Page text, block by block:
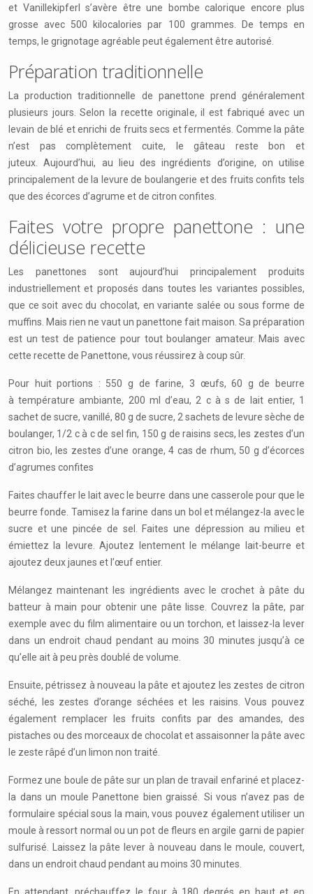
et Vanillekipferl s’avère être une bombe calorique encore plus
grosse avec 500 kilocalories par 100 grammes. De temps en
temps, le grignotage agréable peut également être autorisé.
Préparation traditionnelle
La production traditionnelle de panettone prend généralement
plusieurs jours. Selon la recette originale, il est fabriqué avec un
levain de blé et enrichi de fruits secs et fermentés. Comme la pâte
n’est pas complètement cuite, le gâteau reste bon et
juteux. Aujourd’hui, au lieu des ingrédients d’origine, on utilise
principalement de la levure de boulangerie et des fruits confits tels
que des écorces d’agrume et de citron confites.
Faites votre propre panettone : une
délicieuse recette
Les panettones sont aujourd’hui principalement produits
industriellement et proposés dans toutes les variantes possibles,
que ce soit avec du chocolat, en variante salée ou sous forme de
muffins. Mais rien ne vaut un panettone fait maison. Sa préparation
est un test de patience pour tout boulanger amateur. Mais avec
cette recette de Panettone, vous réussirez à coup sûr.
Pour huit portions : 550 g de farine, 3 œufs, 60 g de beurre
à température ambiante, 200 ml d’eau, 2 c à s de lait entier, 1
sachet de sucre, vanillé, 80 g de sucre, 2 sachets de levure sèche de
boulanger, 1/2 c à c de sel fin, 150 g de raisins secs, les zestes d’un
citron bio, les zestes d’une orange, 4 cas de rhum, 50 g d’écorces
d’agrumes confites
Faites chauffer le lait avec le beurre dans une casserole pour que le
beurre fonde. Tamisez la farine dans un bol et mélangez-la avec le
sucre et une pincée de sel. Faites une dépression au milieu et
émiettez la levure. Ajoutez lentement le mélange lait-beurre et
ajoutez deux jaunes et l’œuf entier.
Mélangez maintenant les ingrédients avec le crochet à pâte du
batteur à main pour obtenir une pâte lisse. Couvrez la pâte, par
exemple avec du film alimentaire ou un torchon, et laissez-la lever
dans un endroit chaud pendant au moins 30 minutes jusqu’à ce
qu’elle ait à peu près doublé de volume.
Ensuite, pétrissez à nouveau la pâte et ajoutez les zestes de citron
séché, les zestes d’orange séchées et les raisins. Vous pouvez
également remplacer les fruits confits par des amandes, des
pistaches ou des morceaux de chocolat et assaisonner la pâte avec
le zeste râpé d’un limon non traité.
Formez une boule de pâte sur un plan de travail enfariné et placez-
la dans un moule Panettone bien graissé. Si vous n’avez pas de
formulaire spécial sous la main, vous pouvez également utiliser un
moule à ressort normal ou un pot de fleurs en argile garni de papier
sulfurisé. Laissez la pâte lever à nouveau dans le moule, couvert,
dans un endroit chaud pendant au moins 30 minutes.